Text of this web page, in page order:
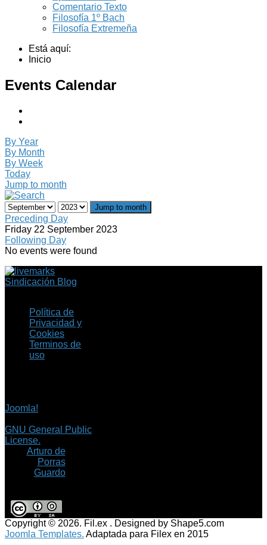
Comentario Texto
Filosofía 1º Bach
Filosofía Extremeña
Está aquí:
Inicio
Events Calendar
By Year
By Month
By Week
Today
Jump to month
Jump to month
Preceding Day
Friday 22 September 2023
Following Day
No events were found
Sindicación Blog
Política de
Privacidad y
Cookies
Terminos de
uso
Joomla!
GNU General Public
License.
Arturo de
Porras
Guardo
Copyright © 2026. Fil.ex . Designed by Shape5.com
Joomla Templates. Adaptada para Filex en 2015